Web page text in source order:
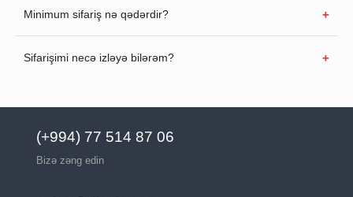
Minimum sifariş nə qədərdir?
Sifarişimi necə izləyə bilərəm?
(+994) 77 514 87 06
Bizə zəng edin